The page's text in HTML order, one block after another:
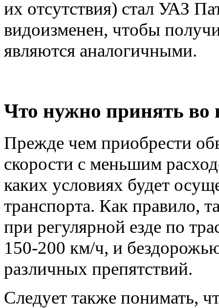
их отсутствия) стал УАЗ
видоизменен, чтобы
являются аналогичными.
Что нужно принять во
Прежде чем приобрести
скорости с меньшим
каких условиях будет
транспорта. Как правило,
при регулярной езде по
150-200 км/ч, и
различных препятствий.
Следует также понимать,